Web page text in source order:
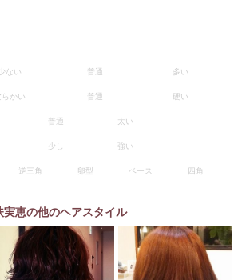
ない 普通 多い
らかい 普通 硬い
普通 太い
少し 強い
逆三角 卵型 ベース 四角
恵の他のヘアスタイル